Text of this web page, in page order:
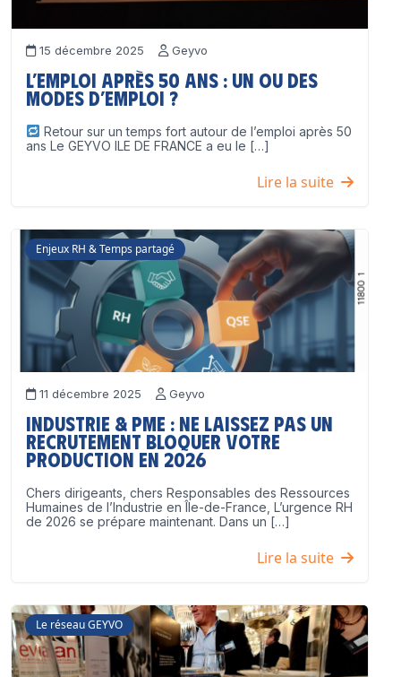
15 décembre 2025 Geyvo
L’emploi après 50 ans : un ou des
modes d’emploi ?
Retour sur un temps fort autour de l’emploi après 50
ans Le GEYVO ILE DE FRANCE a eu le […]
Lire la suite
Enjeux RH & Temps partagé
11 décembre 2025 Geyvo
Industrie & PME : ne laissez pas un
recrutement bloquer votre
production en 2026
Chers dirigeants, chers Responsables des Ressources
Humaines de l’Industrie en Île-de-France, L’urgence RH
de 2026 se prépare maintenant. Dans un […]
Lire la suite
Le réseau GEYVO